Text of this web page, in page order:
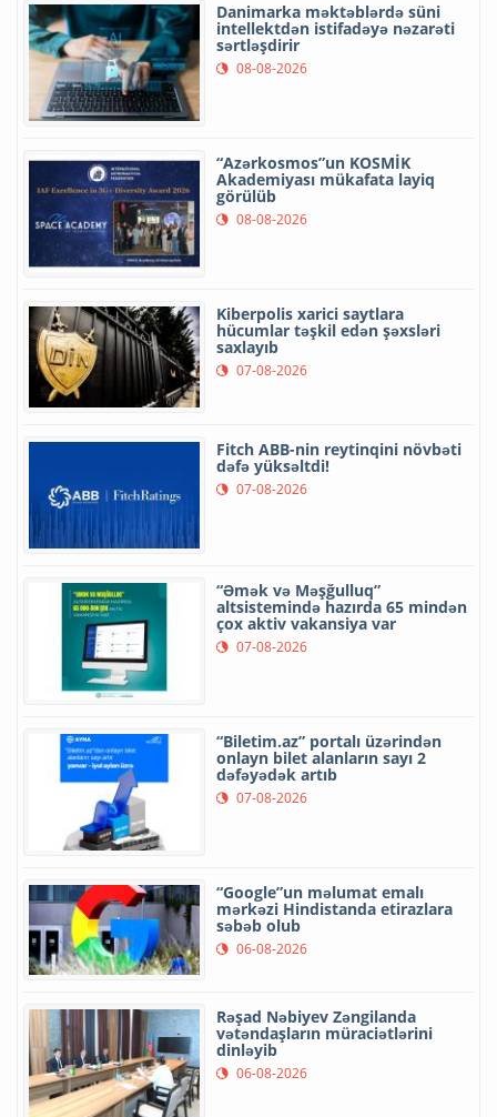
Danimarka məktəblərdə süni
intellektdən istifadəyə nəzarəti
sərtləşdirir
08-08-2026
“Azərkosmos”un KOSMİK
Akademiyası mükafata layiq
görülüb
08-08-2026
Kiberpolis xarici saytlara
hücumlar təşkil edən şəxsləri
saxlayıb
07-08-2026
Fitch ABB-nin reytinqini növbəti
dəfə yüksəltdi!
07-08-2026
“Əmək və Məşğulluq”
altsistemində hazırda 65 mindən
çox aktiv vakansiya var
07-08-2026
“Biletim.az” portalı üzərindən
onlayn bilet alanların sayı 2
dəfəyədək artıb
07-08-2026
“Google”un məlumat emalı
mərkəzi Hindistanda etirazlara
səbəb olub
06-08-2026
Rəşad Nəbiyev Zəngilanda
vətəndaşların müraciətlərini
dinləyib
06-08-2026